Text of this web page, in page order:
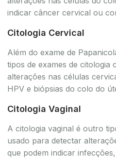
indicar câncer cervical ou
Citologia Cervical
Além do exame de
tipos de exames de citologia
alterações nas células
HPV e biópsias do colo do
Citologia Vaginal
A citologia vaginal é outro
usado para detectar
que podem indicar